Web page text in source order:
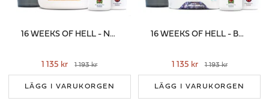
16 WEEKS OF HELL - NATURELL
1 135 kr 1 193 kr
LÄGG I VARUKORGEN
16 WEEKS OF HELL - BLÅBÄR/VANILJ
1 135 kr 1 193 kr
LÄGG I VARUKORGEN